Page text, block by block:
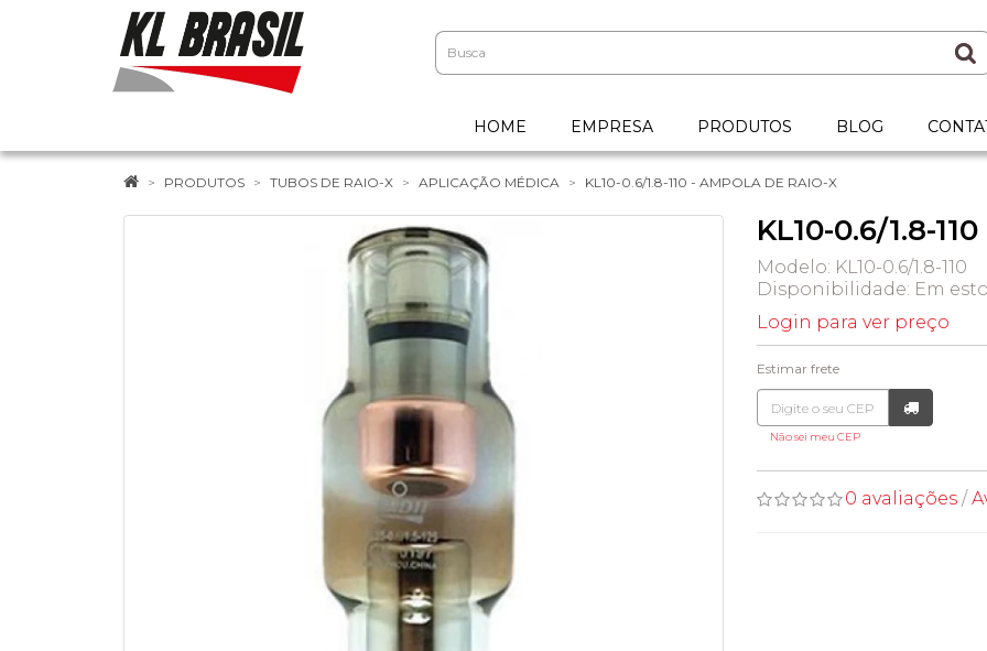
HOME EMPRESA PRODUTOS BLOG
PRODUTOS TUBOS DE RAIO-X APLICAÇÃO MÉDICA KL10-0.6/1.8-110 - AMPOLA DE RAIO-X
KL10-0.6/1.8-
Modelo: KL10-0.6/1.8-110
Disponibilidade: Em
Login para ver preço
Estimar frete
Não sei meu CEP
0 avaliações /